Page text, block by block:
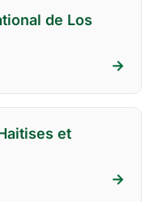
de Los
→
et
→